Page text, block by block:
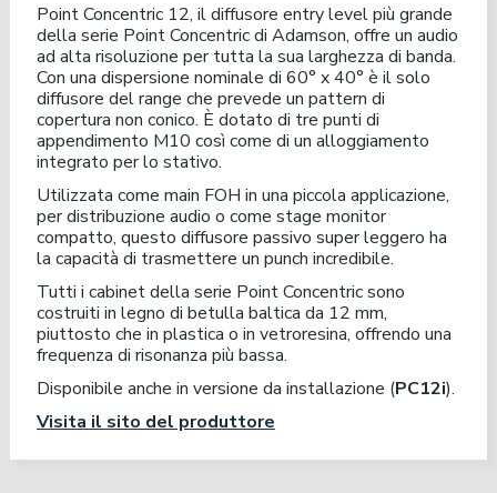
Point Concentric 12, il diffusore entry level più grande
della serie Point Concentric di Adamson, offre un audio
ad alta risoluzione per tutta la sua larghezza di banda.
Con una dispersione nominale di 60° x 40° è il solo
diffusore del range che prevede un pattern di
copertura non conico. È dotato di tre punti di
appendimento M10 così come di un alloggiamento
integrato per lo stativo.
Utilizzata come main FOH in una piccola applicazione,
per distribuzione audio o come stage monitor
compatto, questo diffusore passivo super leggero ha
la capacità di trasmettere un punch incredibile.
Tutti i cabinet della serie Point Concentric sono
costruiti in legno di betulla baltica da 12 mm,
piuttosto che in plastica o in vetroresina, offrendo una
frequenza di risonanza più bassa.
Disponibile anche in versione da installazione (PC12i).
Visita il sito del produttore